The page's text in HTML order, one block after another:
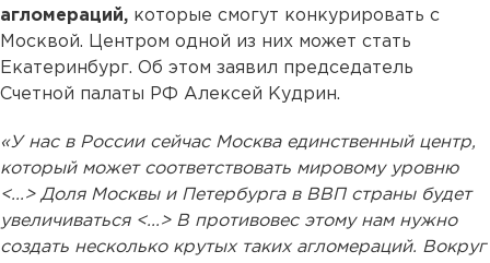
агломераций, которые смогут конкурировать с
Москвой. Центром одной из них может стать
Екатеринбург. Об этом заявил председатель
Счетной палаты РФ Алексей Кудрин.
«У нас в России сейчас Москва единственный центр,
который может соответствовать мировому уровню
<...> Доля Москвы и Петербурга в ВВП страны будет
увеличиваться <...> В противовес этому нам нужно
создать несколько крутых таких агломераций. Вокруг